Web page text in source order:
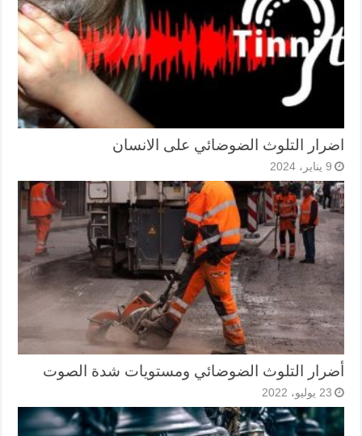
اضرار التلوث الضوضائي على الانسان
9 يناير، 2024
أضرار التلوث الضوضائي ومستويات شدة الصوت
23 يوليو، 2022